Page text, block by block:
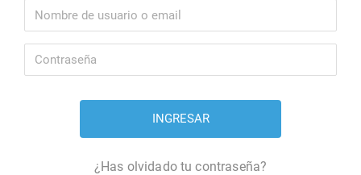
¿Has olvidado tu contraseña?